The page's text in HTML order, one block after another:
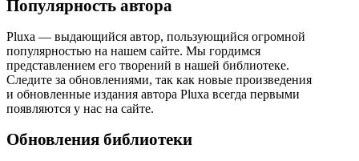
Популярность автора
Pluxa — выдающийся автор, пользующийся огромной
популярностью на нашем сайте. Мы гордимся
представлением его творений в нашей библиотеке.
Следите за обновлениями, так как новые произведения
и обновленные издания автора Pluxa всегда первыми
появляются у нас на сайте.
Обновления библиотеки